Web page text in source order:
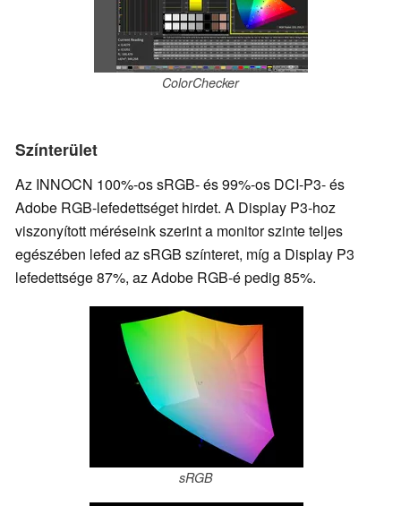
ColorChecker
Színterület
Az INNOCN 100%-os sRGB- és 99%-os DCI-P3- és
Adobe RGB-lefedettséget hirdet. A Display P3-hoz
viszonyított méréseink szerint a monitor szinte teljes
egészében lefed az sRGB színteret, míg a Display P3
lefedettsége 87%, az Adobe RGB-é pedig 85%.
sRGB